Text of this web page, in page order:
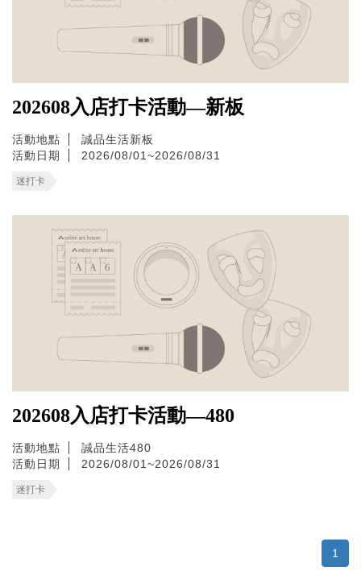
202608入店打卡活動—新板
活動地點
誠品生活新板
活動日期
2026/08/01~2026/08/31
迷打卡
202608入店打卡活動—480
活動地點
誠品生活480
活動日期
2026/08/01~2026/08/31
迷打卡
1